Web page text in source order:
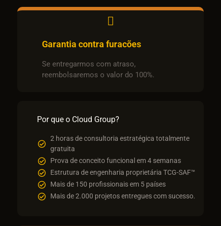
Garantia contra furacões
Se entregarmos com atraso,
reembolsaremos o valor do 100%.
Por que o Cloud Group?
2 horas de consultoria estratégica totalmente
gratuita
Prova de conceito funcional em 4 semanas
Estrutura de engenharia proprietária TCG-SAF™
Mais de 150 profissionais em 5 países
Mais de 2.000 projetos entregues com sucesso.